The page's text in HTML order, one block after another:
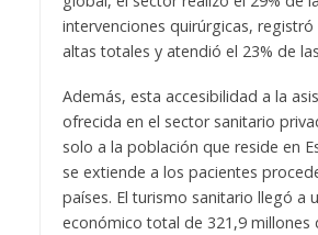
intervenciones quirúrgicas, registró
altas totales y atendió el 23% de
Además, esta accesibilidad a la
ofrecida en el sector sanitario
solo a la población que reside en
se extiende a los pacientes
países. El turismo sanitario llegó a
económico total de 321,9 millones